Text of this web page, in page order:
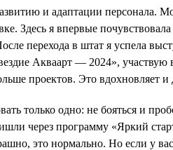
и адаптации персонала.
Здесь я впервые
перехода в штат я успела
Акваарт — 2024»,
проектов. Это вдохновляет и
только одно: не бояться и
через программу «Яркий
это нормально. Но если у